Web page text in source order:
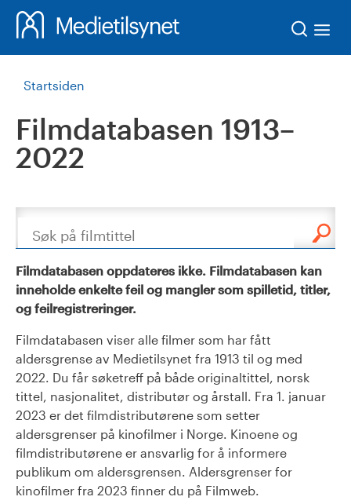
Startsiden
Filmdatabasen 1913–
2022
Søk
Filmdatabasen oppdateres ikke. Filmdatabasen kan
inneholde enkelte feil og mangler som spilletid, titler,
og feilregistreringer.
Filmdatabasen viser alle filmer som har fått
aldersgrense av Medietilsynet fra 1913 til og med
2022. Du får søketreff på både originaltittel, norsk
tittel, nasjonalitet, distributør og årstall. Fra 1. januar
2023 er det filmdistributørene som setter
aldersgrenser på kinofilmer i Norge. Kinoene og
filmdistributørene er ansvarlig for å informere
publikum om aldersgrensen. Aldersgrenser for
kinofilmer fra 2023 finner du på Filmweb.